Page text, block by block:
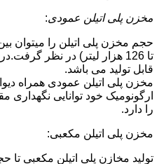
مخزن پلی اتیلن عمودی:
تا 126 هزار لیتر) در نظر
قابل تولید می باشد.
مخزن پلی اتیلن عمودی همراه
ارگونومیک خود توانایی نگهداری
را دارد.
مخزن پلی اتیلن مکعبی: